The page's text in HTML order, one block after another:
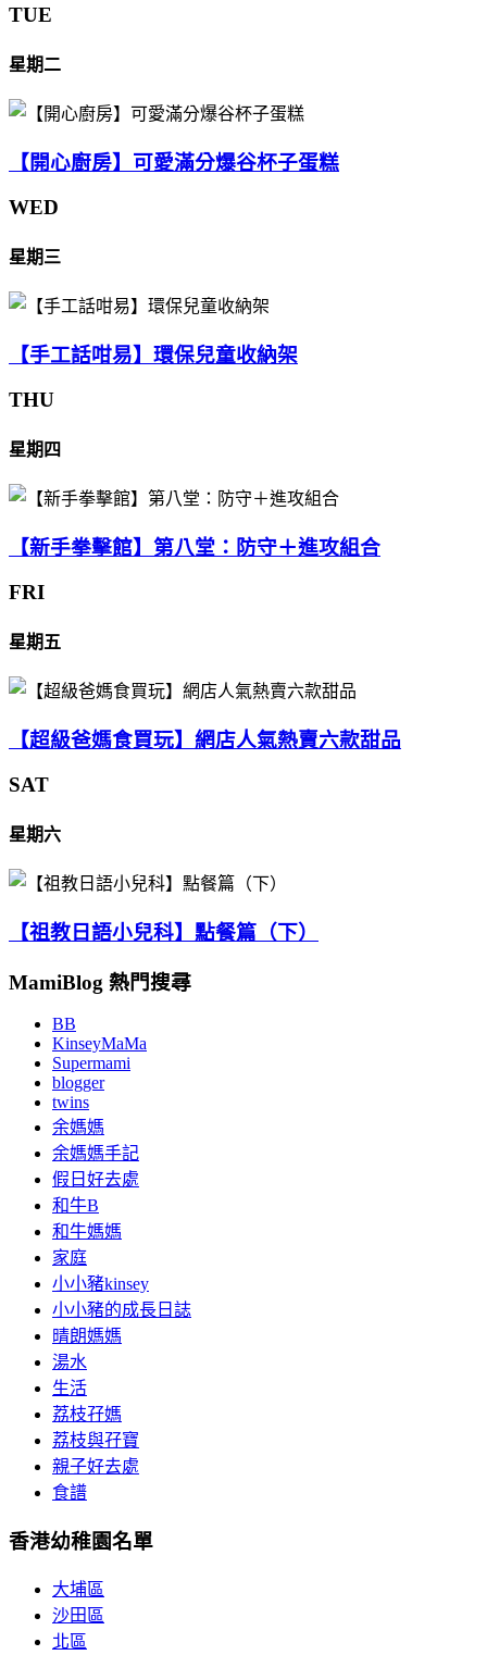
TUE
星期二
【開心廚房】可愛滿分爆谷杯子蛋糕
WED
星期三
【手工話咁易】環保兒童收納架
THU
星期四
【新手拳擊館】第八堂：防守＋進攻組合
FRI
星期五
【超級爸媽食買玩】網店人氣熱賣六款甜品
SAT
星期六
【祖教日語小兒科】點餐篇（下）
MamiBlog 熱門搜尋
BB
KinseyMaMa
Supermami
blogger
twins
余媽媽
余媽媽手記
假日好去處
和牛B
和牛媽媽
家庭
小小豬kinsey
小小豬的成長日誌
晴朗媽媽
湯水
生活
荔枝孖媽
荔枝與孖寶
親子好去處
食譜
香港幼稚園名單
大埔區
沙田區
北區